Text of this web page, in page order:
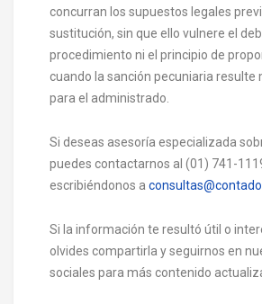
concurran los supuestos legales
sustitución, sin que ello vulnere el
procedimiento ni el principio de
cuando la sanción pecuniaria resulte
para el administrado.
Si deseas asesoría especializada
puedes contactarnos al (01) 741-
escribiéndonos a
Si la información te resultó útil o
olvides compartirla y seguirnos en
sociales para más contenido